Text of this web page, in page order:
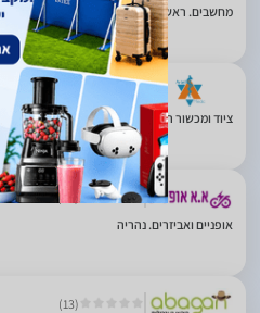
מחשבים. ראש העין
ציוד ומכשור רפואי. אלעד
(50)
אופניים ואביזרים. נהריה
(13)